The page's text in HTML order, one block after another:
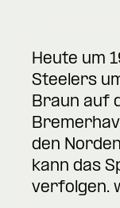
Heute um
Steelers
Braun auf
den
kann das
verfolgen.